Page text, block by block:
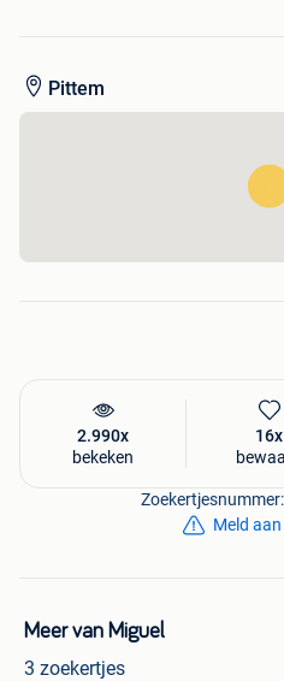
Pittem
2.990x
bekeken
16x
Meld
Meer van Miguel
3 zoekertjes